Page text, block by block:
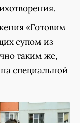
«Готовим
супом из
таким же,
специальной